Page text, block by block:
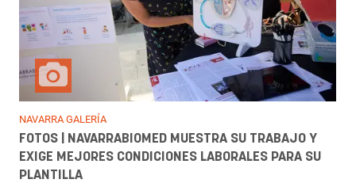
NAVARRA GALERÍA
FOTOS | NAVARRABIOMED MUESTRA SU TRABAJO Y
EXIGE MEJORES CONDICIONES LABORALES PARA SU
PLANTILLA